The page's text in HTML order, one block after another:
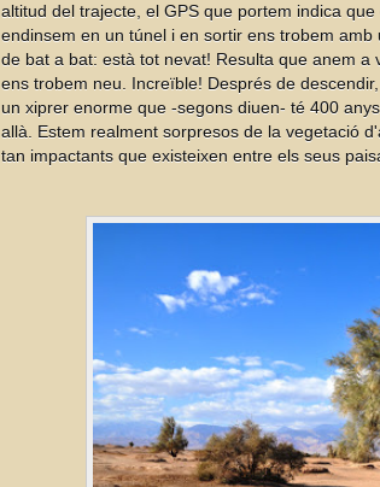
altitud del trajecte, el GPS que portem indica
endinsem en un túnel i en sortir ens trobem
de bat a bat: està tot nevat! Resulta que anem
ens trobem neu. Increïble! Després de
un xiprer enorme que -segons diuen- té 400
allà. Estem realment sorpresos de la vegetació
tan impactants que existeixen entre els seus